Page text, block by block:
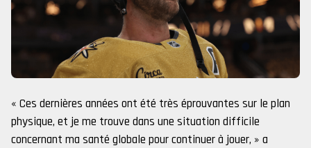
« Ces dernières années ont été très éprouvantes sur le plan
physique, et je me trouve dans une situation difficile
concernant ma santé globale pour continuer à jouer, » a